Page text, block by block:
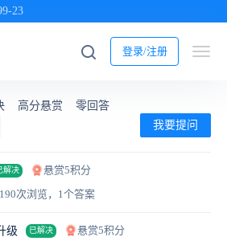
23
登录/注册
高分悬赏
零回答
我要提问
解决
悬赏5积分
190次浏览，1个答案
级 已解决
悬赏5积分